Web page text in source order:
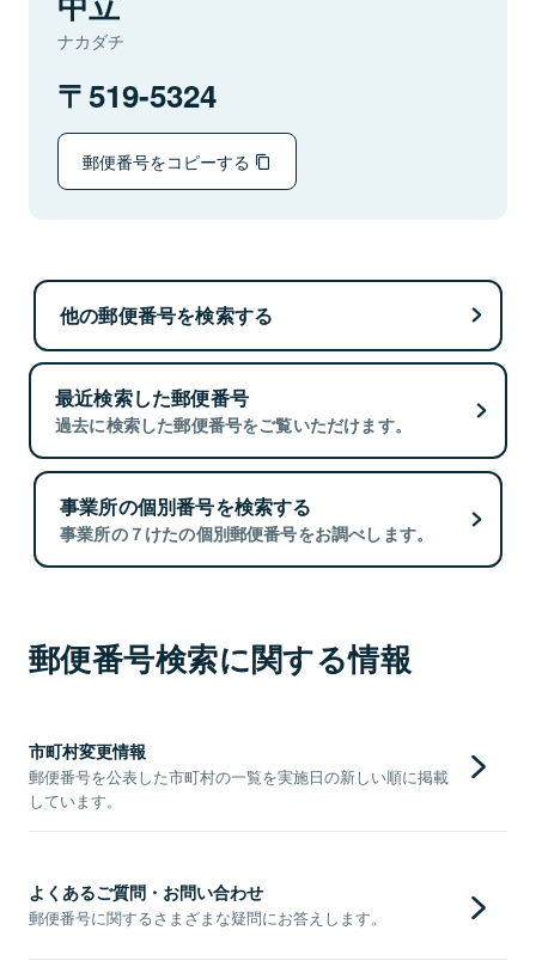
ナカダチ
519-5324
郵便番号をコピーする
他の郵便番号を検索する
最近検索した郵便番号
過去に検索した郵便番号をご覧いただけます。
事業所の個別番号を検索する
事業所の７けたの個別郵便番号をお調べします。
郵便番号検索に関する情報
市町村変更情報
郵便番号を公表した市町村の一覧を実施日の新しい順に掲載
しています。
よくあるご質問・お問い合わせ
郵便番号に関するさまざまな疑問にお答えします。